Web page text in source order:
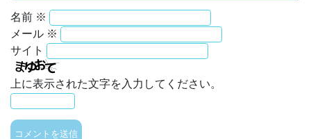
名前 ※
メール ※
サイト
上に表示された文字を入力してください。